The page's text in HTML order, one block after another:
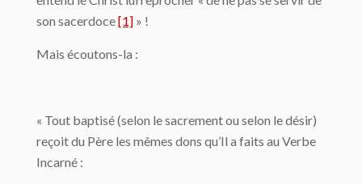
son sacerdoce[1] » !
Mais écoutons-la :
« Tout baptisé (selon le sacrement ou selon le désir)
reçoit du Père les mêmes dons qu’Il a faits au Verbe
Incarné :